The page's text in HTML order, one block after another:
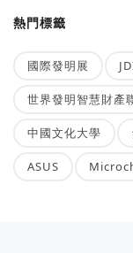
熱門標籤
國際發明展
世界發明智慧財產
中國文化大學
ASUS